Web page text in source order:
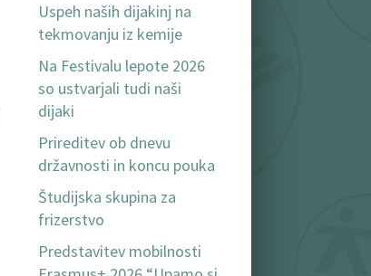
Uspeh naših dijakinj na
tekmovanju iz kemije
Na Festivalu lepote 2026
so ustvarjali tudi naši
dijaki
Prireditev ob dnevu
državnosti in koncu pouka
Študijska skupina za
frizerstvo
Predstavitev mobilnosti